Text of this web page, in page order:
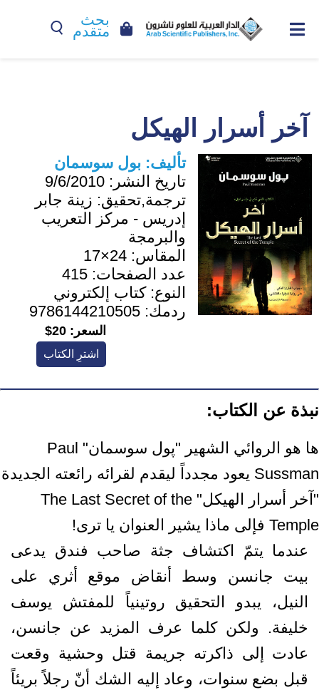
بحث
متقدم
آخر أسرار الهيكل
تأليف: بول سوسمان
تاريخ النشر: 9/6/2010
ترجمة,تحقيق: زينة جابر
إدريس - مركز التعريب
والبرمجة
المقاس: 24×17
عدد الصفحات: 415
النوع:كتاب إلكتروني
ردمك: 9786144210505
السعر: 20$
اشترِ الكتاب
نبذة عن الكتاب:
ها هو الروائي الشهير "پول سوسمان" Paul
Sussman يعود مجدداً ليقدم لقرائه رائعته الجديدة
"آخر أسرار الهيكل" The Last Secret of the
Temple فإلى ماذا يشير العنوان يا ترى!
عندما يتمّ اكتشاف جثة صاحب فندق يدعى
بيت جانسن وسط أنقاض موقع أثري على
النيل، يبدو التحقيق روتينياً للمفتش يوسف
خليفة. ولكن كلما عرف المزيد عن جانسن،
عادت إلى ذاكرته جريمة قتل وحشية وقعت
قبل بضع سنوات، وعاد إليه الشك أنّ رجلاً بريئاً